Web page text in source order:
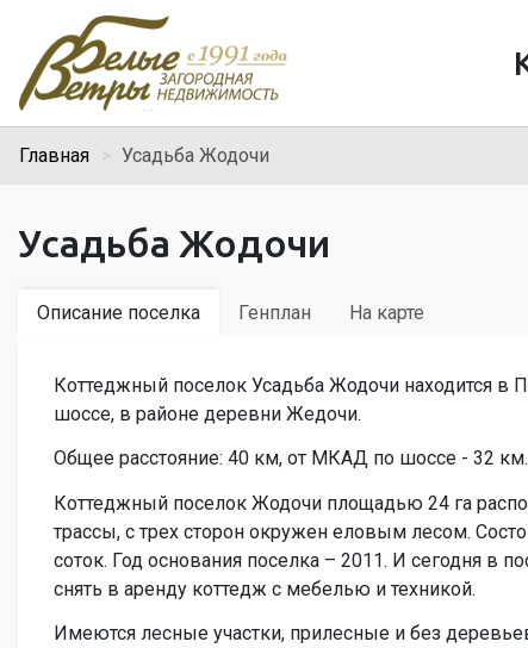
Главная Усадьба Жодочи
Усадьба Жодочи
Описание поселка Генплан На карте
Коттеджный поселок Усадьба Жодочи находится в
шоссе, в районе деревни Жедочи.
Общее расстояние: 40 км, от МКАД по шоссе - 32 км.
Коттеджный поселок Жодочи площадью 24 га
трассы, с трех сторон окружен еловым лесом.
соток. Год основания поселка – 2011. И сегодня в
снять в аренду коттедж с мебелью и техникой.
Имеются лесные участки, прилесные и без